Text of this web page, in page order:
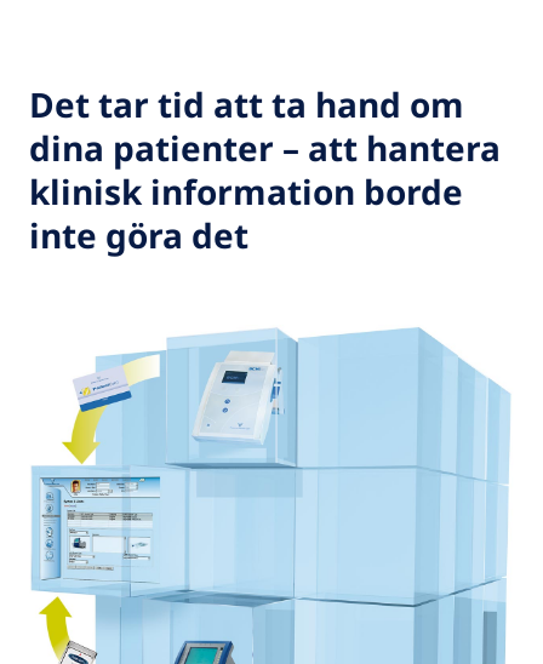
Det tar tid att ta hand om
dina patienter – att hantera
klinisk information borde
inte göra det